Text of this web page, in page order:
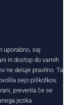
uporabno, saj
in dostop do varnih
ne deluje pravilno. Ta
sejo piškotkov,
preverila če se
jezika